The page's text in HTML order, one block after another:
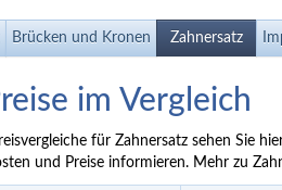
Brücken und Kronen Zahnersatz
im Vergleich
für Zahnersatz sehen Sie
und Preise informieren. Mehr zu